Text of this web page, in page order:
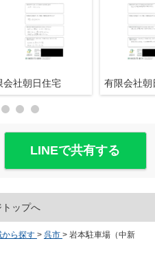
会社朝日住宅 有限会社
LINEで共有する
ップへ
ら探す > 呉市 > 岩本駐車場（中新